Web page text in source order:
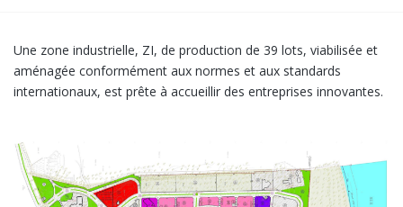
Une zone industrielle, ZI, de production de 39 lots, viabilisée et
aménagée conformément aux normes et aux standards
internationaux, est prête à accueillir des entreprises innovantes.